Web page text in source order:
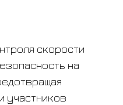
скорости
на
участников